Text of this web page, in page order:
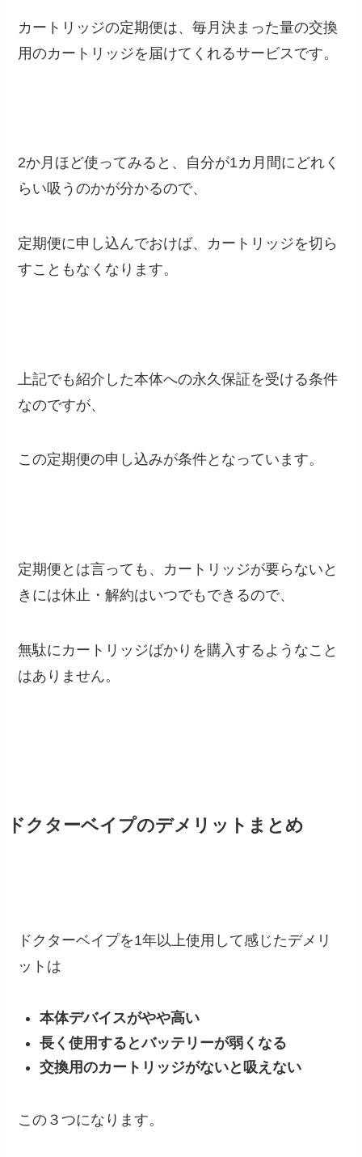
カートリッジの定期便は、毎月決まった量の交換
用のカートリッジを届けてくれるサービスです。
2か月ほど使ってみると、自分が1カ月間にどれく
らい吸うのかが分かるので、
定期便に申し込んでおけば、カートリッジを切ら
すこともなくなります。
上記でも紹介した本体への永久保証を受ける条件
なのですが、
この定期便の申し込みが条件となっています。
定期便とは言っても、カートリッジが要らないと
きには休止・解約はいつでもできるので、
無駄にカートリッジばかりを購入するようなこと
はありません。
ドクターベイプのデメリットまとめ
ドクターベイプを1年以上使用して感じたデメリ
ットは
本体デバイスがやや高い
長く使用するとバッテリーが弱くなる
交換用のカートリッジがないと吸えない
この３つになります。